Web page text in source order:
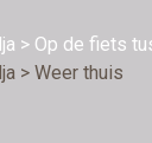
> Op de fiets
> Weer thuis